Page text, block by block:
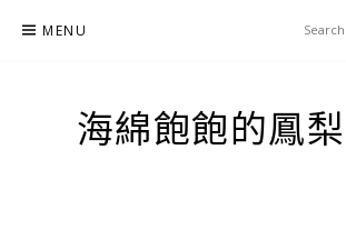
MENU
海綿飽飽的鳳